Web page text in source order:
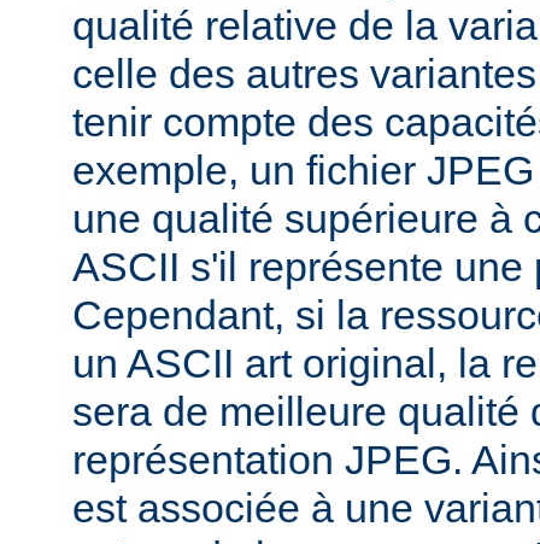
qualité relative de la
celle des autres
tenir compte des
exemple, un fichier
une qualité supérieure à
ASCII s'il représente une
Cependant, si la
un ASCII art original, la
sera de meilleure qualité
représentation JPEG.
est associée à une